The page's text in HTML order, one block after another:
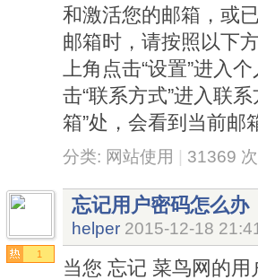
和激活您的邮箱，或
邮箱时，请按照以下
上角点击“设置”进入
击“联系方式”进入联
箱”处，会看到当前邮
分类: 网站使用 31369
1
忘记用户密码怎么办
helper 2015-12-18
当您 忘记 菜鸟网的